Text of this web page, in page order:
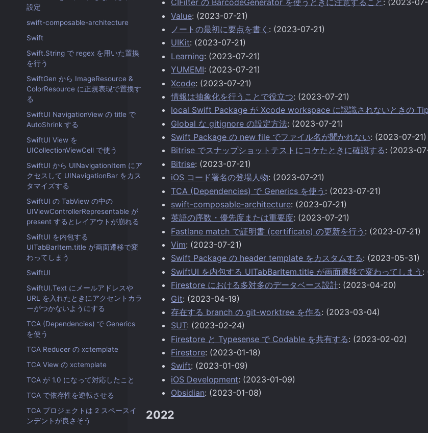
設定
swift-composable-architecture
Swift
Swift.String で regex を用いた置換
を行う
SwiftGen から ImageResource &
ColorResource に正規表現で置換す
る
SwiftUI NavigationView の title で
AutoShrink する
SwiftUI View を
UICollectionViewCell で使う
SwiftUI から UINavigationItem にア
クセスして UINavigationBar をカス
タマイズする
SwiftUI の TabView の中の
UIViewControllerRepresentable が
present するとレイアウトが崩れる
SwiftUI を内包する
UITabBarItem.title が画面遷移で変
わってしまう
SwiftUI
SwiftUI.Text にメールアドレスや
URL を入れたときにアクセントカラ
ーがつかないようにする
TCA (Dependencies) で Generics
を使う
TCA Reducer の xctemplate
TCA View の xctemplate
TCA が 1.0 になって対応したこと
TCA で依存性を逆転させる
TCA プロジェクトは 2 スペースイ
ンデントが良さそう
CIFilter の BarcodeGenerator を使うときに注意すること : (2023-07-
Value: (2023-07-21)
ノートの最初に要点を書く : (2023-07-21)
UIKit: (2023-07-21)
Learning: (2023-07-21)
YUMEMI: (2023-07-21)
Xcode: (2023-07-21)
情報は抽象化を行うことで役立つ: (2023-07-21)
local Swift Package が Xcode workspace に認識されないときの
Global な gitignore の設定方法: (2023-07-21)
Swift Package の new file でファイル名が聞かれない: (2023-07-21)
Bitrise でスナップショットテストにコケたときに確認する: (2023-
Bitrise: (2023-07-21)
iOS コード署名の登場人物: (2023-07-21)
TCA (Dependencies) で Generics を使う : (2023-07-21)
swift-composable-architecture: (2023-07-21)
英語の序数・優先度または重要度: (2023-07-21)
Fastlane match で証明書 (certificate) の更新を行う : (2023-07-21)
Vim: (2023-07-21)
Swift Package の header template をカスタムする: (2023-05-31)
SwiftUI を内包する UITabBarItem.title が画面遷移で変わってしまう :
Firestore における多対多のデータベース設計: (2023-04-20)
Git: (2023-04-19)
存在する branch の git-worktree を作る: (2023-03-04)
SUT: (2023-02-24)
Firestore と Typesense で Codable を共有する: (2023-02-02)
Firestore: (2023-01-18)
Swift: (2023-01-09)
iOS Development: (2023-01-09)
Obsidian: (2023-01-08)
2022